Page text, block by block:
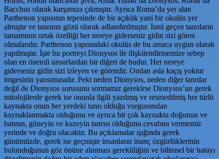
Bacchus olarak karşımıza çıkmıştır. Ayrıca Roma’da yer alan
Parthenon yapısının tepesinde de bir açıklık yani bir okulüs yer
almıştır ve tanrının gözü olarak adlandırılmıştır. İsmi geçen tanrıların
tamamının ortak özelliği her nereye giderseniz gidin sizi gören
olmalarıdır. Parthenon yapısındaki okulüs de bu amaca uygun olarak
yapılmıştır. İşte bu portreyi Dionysos ile ilişkilendirmemize sebep
olan en önemli unsurlardan bir diğeri de budur. Her nereye
giderseniz gidin sizi izleyen ve görendir. Ondan asla kaçış yoktur
imgesinin yansımasıdır. Peki neden Dionysos, neden diğer tanrılar
değil de Dionysos sorusunu sormamız gerekirse Dionysos’un gerek
mitolojilerde gerek ise onunla ilgili yazılmış ve resmedilmiş her türlü
kaynakta onun her yerdeki tanrı olduğu vurgusundan
kaynaklanmakta olduğunu ve ayrıca bir çok kaynakta doğunun ve
batının, güneyin ve kuzeyin tanrısı olduğunu cevabını vermemiz
yerinde ve doğru olacaktır. Bu açıklamalar ışığında gerek
günümüzde, gerek ise geçmişte insanların inanç özgürlüklerinin
bulunduğunun göz önüne alınması gerekliliğini ve bilimsel bir hatayı